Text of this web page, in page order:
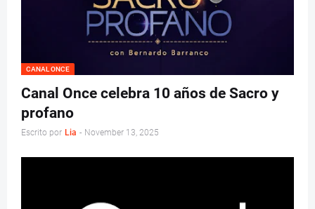
CANAL ONCE
Canal Once celebra 10 años de Sacro y
profano
Escrito por Lia - November 13, 2025